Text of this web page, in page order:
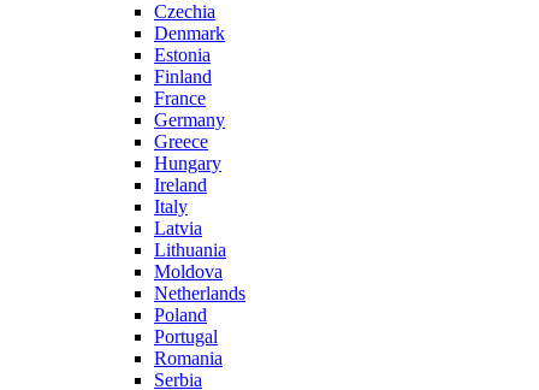
Czechia
Denmark
Estonia
Finland
France
Germany
Greece
Hungary
Ireland
Italy
Latvia
Lithuania
Moldova
Netherlands
Poland
Portugal
Romania
Serbia